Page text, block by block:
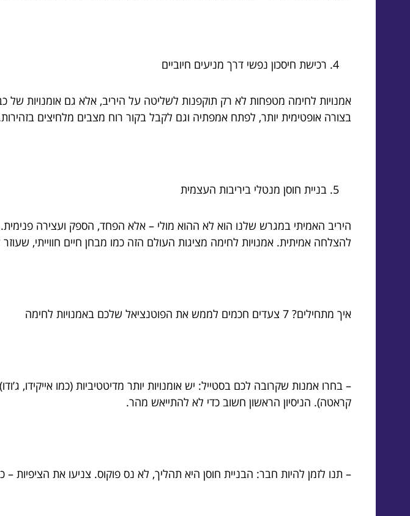
רכישת חיסכון נפשי דרך מניעים חיוביים
אמנויות לחימה מטפחות לא רק תוקפנות לשליטה על היריב, אלא גם אומנויות
בצורה אופטימית יותר, לפתח אמפתיה וגם לקבל בקור רוח מצבים מלחיצים
בניית חוסן מנטלי ביריבות העצמית
היריב האמיתי במגרש שלנו הוא לא ההוא מולי – אלא הפחד, הספק ועצירה
להצלחה אמיתית. אמנויות לחימה מציגות העולם הזה כמו מבחן חיים חווייתי,
איך מתחילים? 7 צעדים חכמים לממש את הפוטנציאל שלכם באמנויות לחימה
– בחרו אמנות שקרובה לכם בסטייל: יש אומנויות יותר מדיטטיביות (כמו אייקידו,
קראטה). הניסיון הראשון חשוב כדי לא להתייאש מהר.
– תנו לזמן להיות חבר: הבניית חוסן היא תהליך, לא נס פוקוס. צניעו את הציפיות –